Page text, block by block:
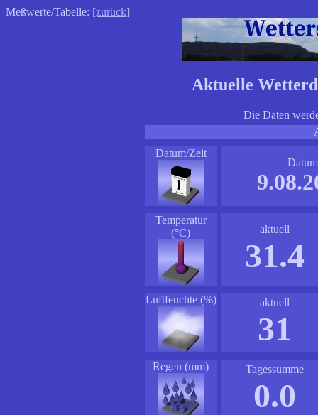
Meßwerte/Tabelle: [zurück]
Aktuelle
Die Daten
Datum/Zeit
Datum
Temperatur
(°C)
aktuell
31.4
Luftfeuchte (%) aktuell
31
Regen (mm) Tagessumme
0.0